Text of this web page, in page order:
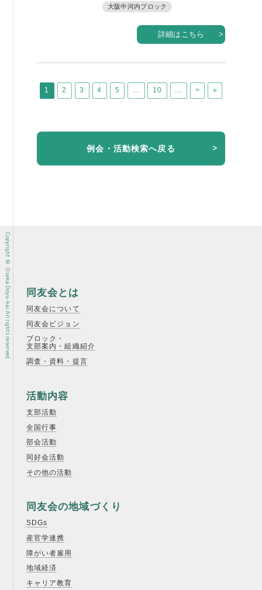
大阪中河内ブロック
詳細はこちら
1 2 3 4 5 ... 10 ... > »
例会・活動検索へ戻る
同友会とは
同友会について
同友会ビジョン
ブロック・
支部案内・組織紹介
調査・資料・提言
活動内容
支部活動
全国行事
部会活動
同好会活動
その他の活動
同友会の地域づくり
SDGs
産官学連携
障がい者雇用
地域経済
キャリア教育
Copyright © Osaka Doyu-kai All rights reserved.